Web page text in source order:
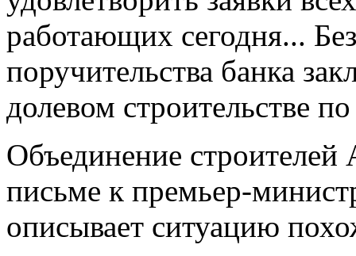
работающих сегодня...
поручительства банка
долевом строительстве
Объединение строителей
письме к премьер-
описывает ситуацию